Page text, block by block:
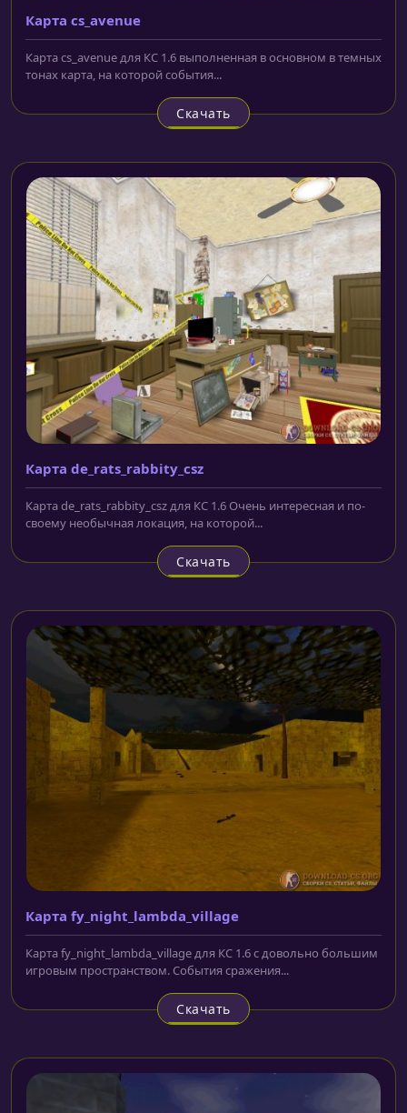
Карта cs_avenue
Карта cs_avenue для КС 1.6 выполненная в основном в темных
тонах карта, на которой события...
Скачать
Карта de_rats_rabbity_csz
Карта de_rats_rabbity_csz для КС 1.6 Очень интересная и по-
своему необычная локация, на которой...
Скачать
Карта fy_night_lambda_village
Карта fy_night_lambda_village для КС 1.6 с довольно большим
игровым пространством. События сражения...
Скачать